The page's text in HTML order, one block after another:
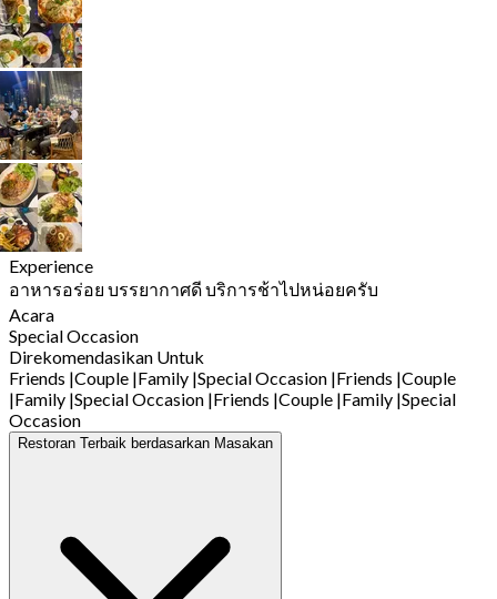
Experience
อาหารอร่อย บรรยากาศดี บริการช้าไปหน่อยครับ
Acara
Special Occasion
Direkomendasikan Untuk
Friends |Couple |Family |Special Occasion |Friends |Couple
|Family |Special Occasion |Friends |Couple |Family |Special
Occasion
Restoran Terbaik berdasarkan Masakan